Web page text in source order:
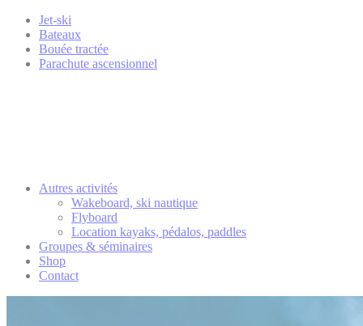
Jet-ski
Bateaux
Bouée tractée
Parachute ascensionnel
Autres activités
Wakeboard, ski nautique
Flyboard
Location kayaks, pédalos, paddles
Groupes & séminaires
Shop
Contact